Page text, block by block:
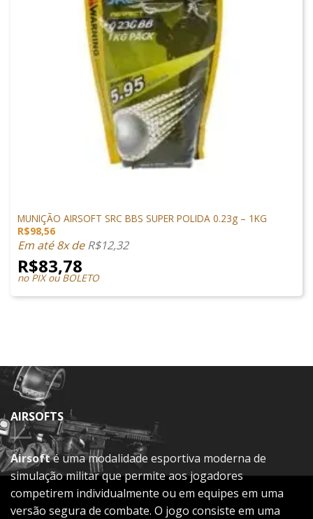
MUNIÇÃO AIRSOFT SRC BBS SUPER POLIDA 0.23g – 1KG
R$98,56
Em até 8x deR$12,32
R$83,78
no PIX ou BOLETO
AIRSOFTS
Airsofté uma modalidade esportiva moderna de
simulação militar que permite aos jogadores
competirem individualmente ou em equipes em uma
versão segura de combate. O jogo consiste em uma